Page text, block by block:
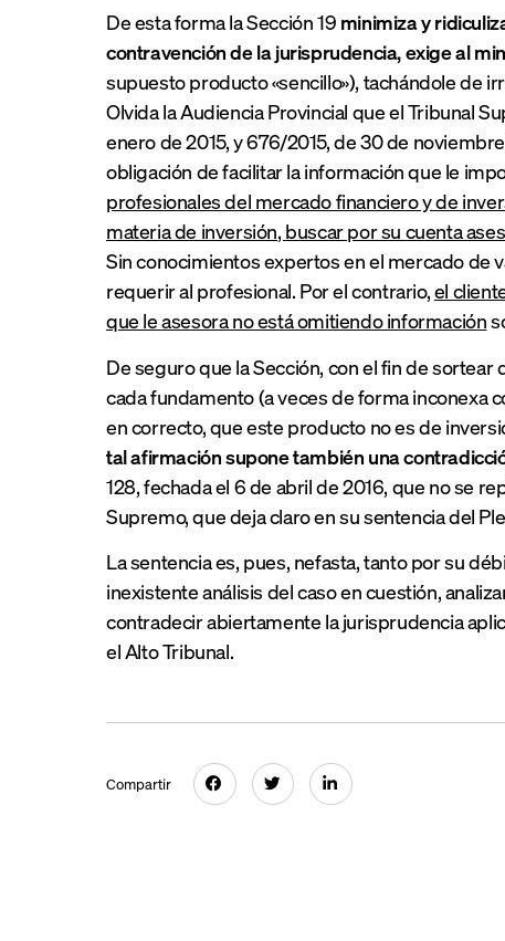
De esta forma la Sección 19 minimiza y
contravención de la jurisprudencia, exige al
supuesto producto «sencillo»), tachándole de
Olvida la Audiencia Provincial que el Tribunal
enero de 2015, y 676/2015, de 30 de
obligación de facilitar la información que le
profesionales del mercado financiero y de
materia de inversión, buscar por su cuenta
Sin conocimientos expertos en el mercado de
requerir al profesional. Por el contrario,el
que le asesora no está omitiendo información
De seguro que la Sección, con el fin de
cada fundamento (a veces de forma inconexa
en correcto, que este producto no es de
tal afirmación supone también una
128, fechada el 6 de abril de 2016, que no se
Supremo, que deja claro en su sentencia del
La sentencia es, pues, nefasta, tanto por su
inexistente análisis del caso en cuestión,
contradecir abiertamente la jurisprudencia
el Alto Tribunal.
Compartir